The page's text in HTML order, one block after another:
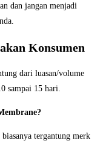
dan jangan menjadi
Konsumen
dari luasan/volume
sampai 15 hari.
tergantung merk